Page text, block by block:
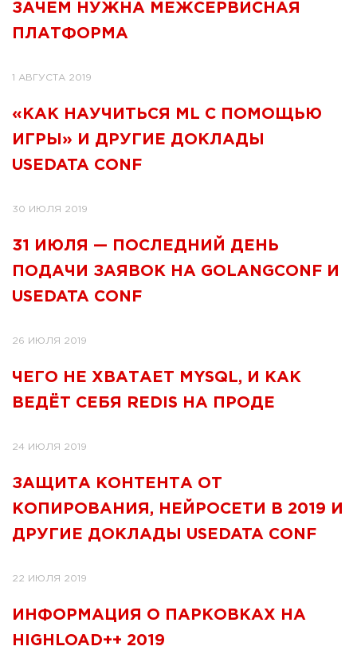
ЗАЧЕМ НУЖНА МЕЖСЕРВИСНАЯ
ПЛАТФОРМА
1 АВГУСТА 2019
«КАК НАУЧИТЬСЯ ML С ПОМОЩЬЮ
ИГРЫ» И ДРУГИЕ ДОКЛАДЫ
USEDATA CONF
30 ИЮЛЯ 2019
31 ИЮЛЯ — ПОСЛЕДНИЙ ДЕНЬ
ПОДАЧИ ЗАЯВОК НА GOLANGCONF И
USEDATA CONF
26 ИЮЛЯ 2019
ЧЕГО НЕ ХВАТАЕТ MYSQL, И КАК
ВЕДЁТ СЕБЯ REDIS НА ПРОДЕ
24 ИЮЛЯ 2019
ЗАЩИТА КОНТЕНТА ОТ
КОПИРОВАНИЯ, НЕЙРОСЕТИ В 2019 И
ДРУГИЕ ДОКЛАДЫ USEDATA CONF
22 ИЮЛЯ 2019
ИНФОРМАЦИЯ О ПАРКОВКАХ НА
HIGHLOAD++ 2019